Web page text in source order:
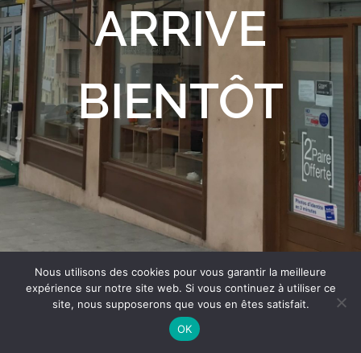
ARRIVE
BIENTÔT
Nous utilisons des cookies pour vous garantir la meilleure
expérience sur notre site web. Si vous continuez à utiliser ce
site, nous supposerons que vous en êtes satisfait.
OK